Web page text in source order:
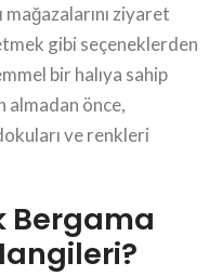
ziyaret
gibi seçeneklerden
bir halıya sahip
almadan önce,
ve renkleri
Bergama